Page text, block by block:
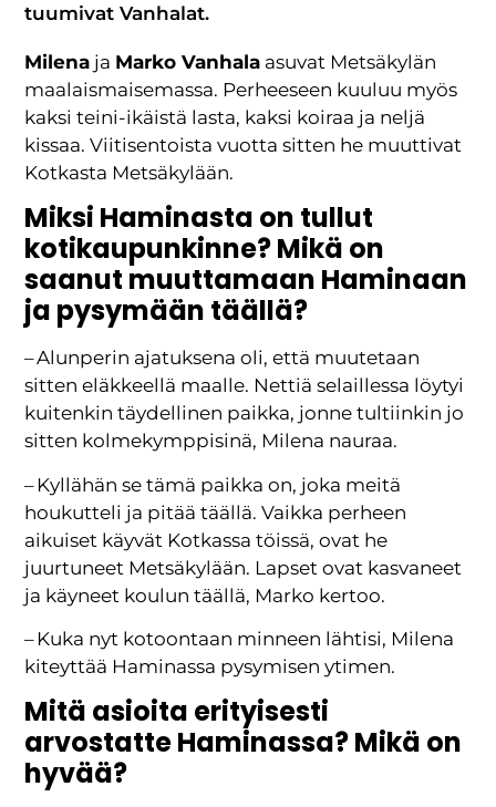
tuumivat Vanhalat.
Milena ja Marko Vanhala asuvat Metsäkylän
maalaismaisemassa. Perheeseen kuuluu myös
kaksi teini-ikäistä lasta, kaksi koiraa ja neljä
kissaa. Viitisentoista vuotta sitten he muuttivat
Kotkasta Metsäkylään.
Miksi Haminasta on tullut
kotikaupunkinne? Mikä on
saanut muuttamaan Haminaan
ja pysymään täällä?
– Alunperin ajatuksena oli, että muutetaan
sitten eläkkeellä maalle. Nettiä selaillessa löytyi
kuitenkin täydellinen paikka, jonne tultiinkin jo
sitten kolmekymppisinä, Milena nauraa.
– Kyllähän se tämä paikka on, joka meitä
houkutteli ja pitää täällä. Vaikka perheen
aikuiset käyvät Kotkassa töissä, ovat he
juurtuneet Metsäkylään. Lapset ovat kasvaneet
ja käyneet koulun täällä, Marko kertoo.
– Kuka nyt kotoontaan minneen lähtisi, Milena
kiteyttää Haminassa pysymisen ytimen.
Mitä asioita erityisesti
arvostatte Haminassa? Mikä on
hyvää?